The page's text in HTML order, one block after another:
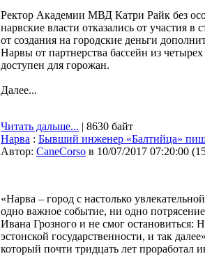
Ректор Академии МВД Катри Райк без
нарвские власти отказались от участия в
от создания на городские деньги
Нарвы от партнерства бассейн из
доступен для горожан.
Далее...
Читать дальше... | 8630 байт
Нарва : Бывший инженер «Балтийца»
Автор: CaneCorso в 10/07/2017 07:20:00 (
«Нарва – город с настолько
одно важное событие, ни одно
Ивана Грозного и не смог остановиться:
эстонской государственности, и так
который почти тридцать лет проработал